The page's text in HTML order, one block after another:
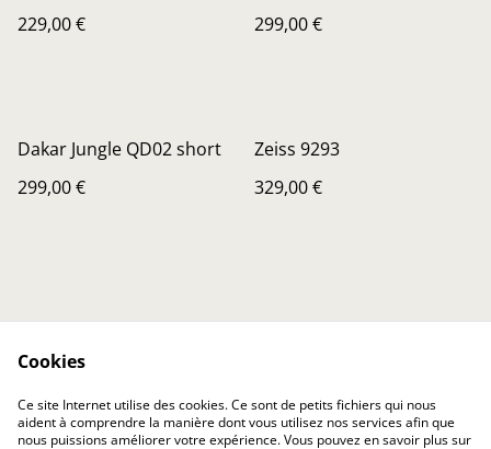
229,00 €
299,00 €
Dakar Jungle QD02 short
299,00 €
Zeiss 9293
329,00 €
Politique de
confidentialité
Politique de cookies
Cookies
Ce site Internet utilise des cookies. Ce sont de petits fichiers qui nous
aident à comprendre la manière dont vous utilisez nos services afin que
nous puissions améliorer votre expérience. Vous pouvez en savoir plus sur